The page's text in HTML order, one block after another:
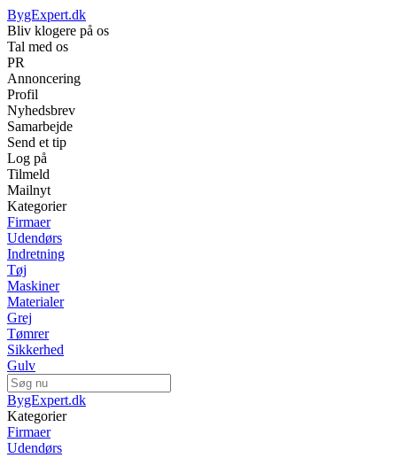
BygExpert.dk
Bliv klogere på os
Tal med os
PR
Annoncering
Profil
Nyhedsbrev
Samarbejde
Send et tip
Log på
Tilmeld
Mailnyt
Kategorier
Firmaer
Udendørs
Indretning
Tøj
Maskiner
Materialer
Grej
Tømrer
Sikkerhed
Gulv
BygExpert.dk
Kategorier
Firmaer
Udendørs